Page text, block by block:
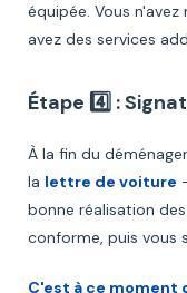
équipée. Vous
avez des services
Étape 4️⃣ :
À la fin du
la lettre de voiture
bonne réalisation
conforme, puis vous
C'est à ce moment